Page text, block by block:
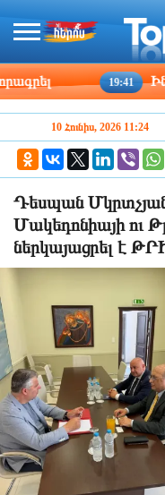
19:41
10 Հունիս, 2026 11:24
Դեսպան
Մակեդոնիայի ու
ներկայացրել է